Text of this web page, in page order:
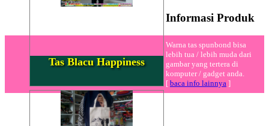
Tas Blacu Happiness
Informasi Produk
Warna tas spunbond bisa
lebih tua / lebih muda dari
gambar yang tertera di
komputer / gadget anda.
[ baca info lainnya ]